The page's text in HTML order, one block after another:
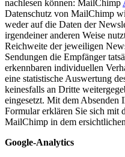
nachlesen können: MailChimp
Datenschutz von MailChimp
weder auf die Daten der
irgendeiner anderen Weise
Reichweite der jeweiligen
Sendungen die Empfänger
erkennbaren individuellen
eine statistische Auswertung
keinesfalls an Dritte
eingesetzt. Mit dem Absenden
Formular erklären Sie sich mit
MailChimp in dem
Google-Analytics